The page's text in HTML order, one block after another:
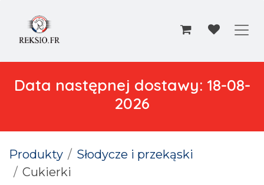
Data następnej dostawy: 18-08-
2026
Produkty
Słodycze i przekąski
Cukierki